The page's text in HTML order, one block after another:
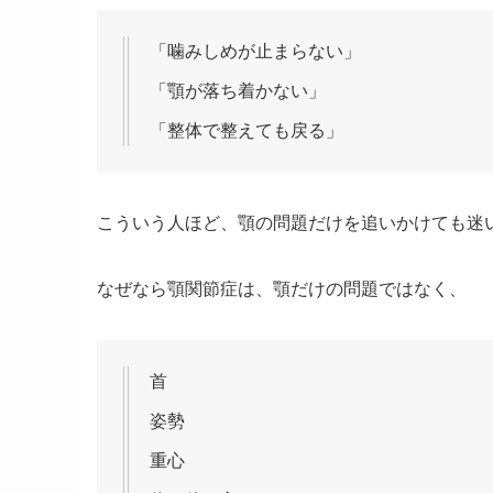
「噛みしめが止まらない」
「顎が落ち着かない」
「整体で整えても戻る」
こういう人ほど、顎の問題だけを追いかけても迷
なぜなら顎関節症は、顎だけの問題ではなく、
首
姿勢
重心